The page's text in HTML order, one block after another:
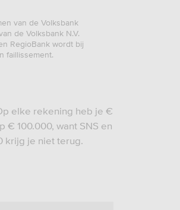
van de Volksbank
de Volksbank N.V.
RegioBank wordt bij
faillissement.
elke rekening heb je €
€ 100.000, want SNS en
krijg je niet terug.